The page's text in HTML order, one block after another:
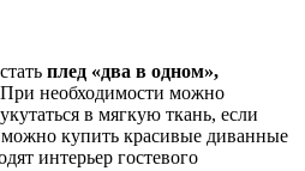
плед «два в одном»,
необходимости можно
в мягкую ткань, если
купить красивые диванные
интерьер гостевого